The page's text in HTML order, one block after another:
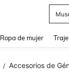
Ropa de mujer
/ Accesorios de